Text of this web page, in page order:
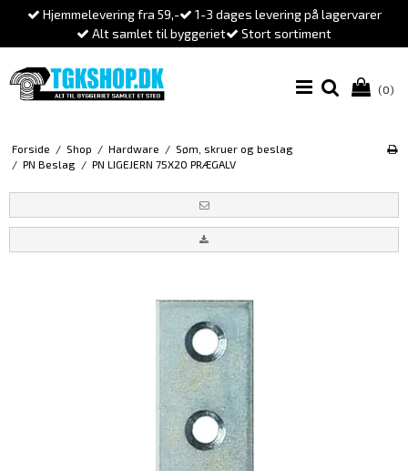
Hjemmelevering fra 59,-
1-3 dages levering på lagervarer
Alt samlet til byggeriet
Stort sortiment
(0)
Forside / Shop / Hardware / Søm, skruer og beslag
/ PN Beslag / PN LIGEJERN 75X20 PRÆGALV